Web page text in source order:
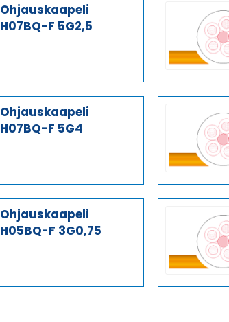
Ohjauskaapeli
H07BQ-F 5G2,5
Ohjauskaapeli
H07BQ-F 5G4
Ohjauskaapeli
H05BQ-F 3G0,75